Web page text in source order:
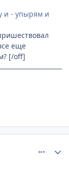
и - упырям и
еще
[/off]